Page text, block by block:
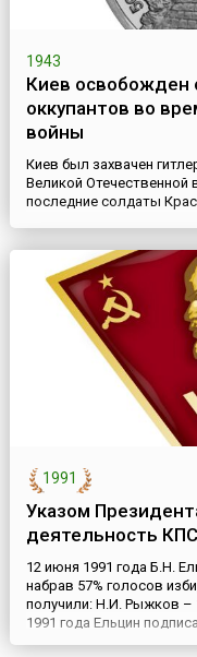
1943
Киев освобожден
оккупантов во
войны
Киев был захвачен
Великой Отечественной
последние солдаты
город назад советским
сентябре 1943 года
1991
Указом
деятельность
12 июня 1991 года Б.Н.
набрав 57% голосов
получили: Н.И. Рыжков –
1991 года Ельцин
организационных